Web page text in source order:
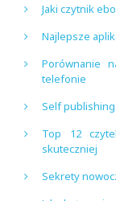
Jaki czytnik
Najlepsze
Porównanie
telefonie
Self
Top 12
skuteczniej
Sekrety